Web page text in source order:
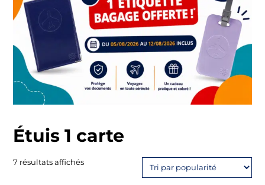
Étuis 1 carte
7 résultats affichésTrié